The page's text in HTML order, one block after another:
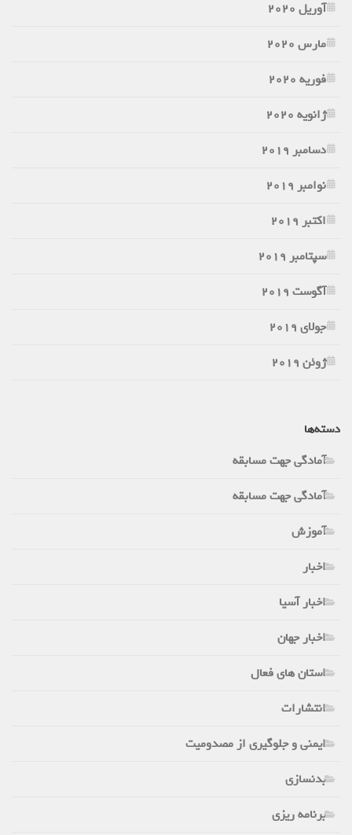
آوریل 2020
مارس 2020
فوریه 2020
ژانویه 2020
دسامبر 2019
نوامبر 2019
اکتبر 2019
سپتامبر 2019
آگوست 2019
جولای 2019
ژوئن 2019
دسته‌ها
آمادگی جهت مسابقه
آمادگی جهت مسابقه
آموزش
اخبار
اخبار آسیا
اخبار جهان
استان های فعال
انتشارات
ایمنی و جلوگیری از مصدومیت
بدنسازی
برنامه ریزی